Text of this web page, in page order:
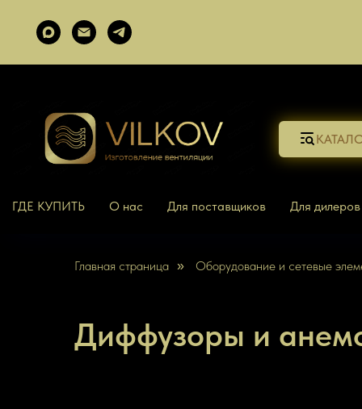
ГДЕ КУПИТЬ О нас Для поставщиков Для дилеров
Главная страница » Оборудование и сетевые
Диффузоры и